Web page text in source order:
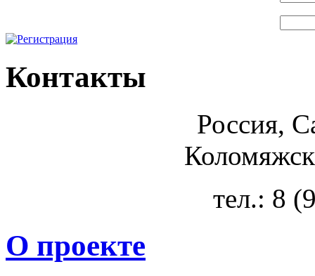
Контакты
Россия,
тел.: 8
О проекте